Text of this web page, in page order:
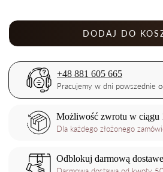
DODAJ DO
+48 881 605 665
Pracujemy w dni powszednie
Możliwość zwrotu w ciągu
Dla każdego złożonego
Odblokuj darmową dostawe